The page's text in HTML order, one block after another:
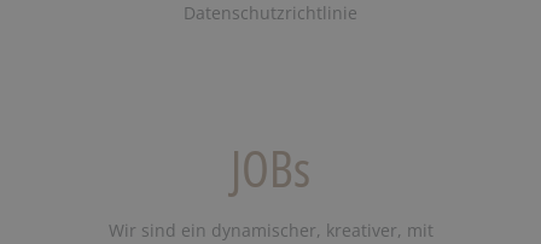
Datenschutzrichtlinie
JOBs
Wir sind ein dynamischer, kreativer, mit